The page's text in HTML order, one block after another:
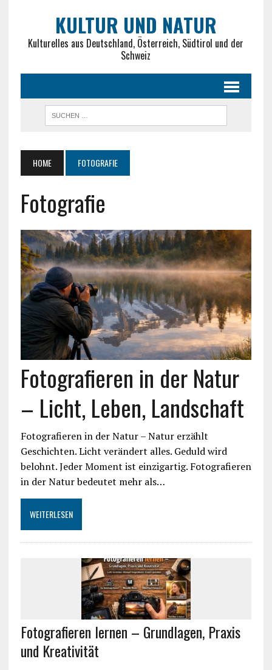
KULTUR UND NATUR
Kulturelles aus Deutschland, Österreich, Südtirol und der
Schweiz
HOME FOTOGRAFIE
Fotografie
Fotografieren in der Natur
– Licht, Leben, Landschaft
Fotografieren in der Natur – Natur erzählt
Geschichten. Licht verändert alles. Geduld wird
belohnt. Jeder Moment ist einzigartig. Fotografieren
in der Natur bedeutet mehr als…
WEITERLESEN
Fotografieren lernen – Grundlagen, Praxis
und Kreativität